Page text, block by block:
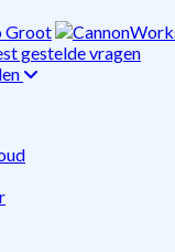
gestelde vragen